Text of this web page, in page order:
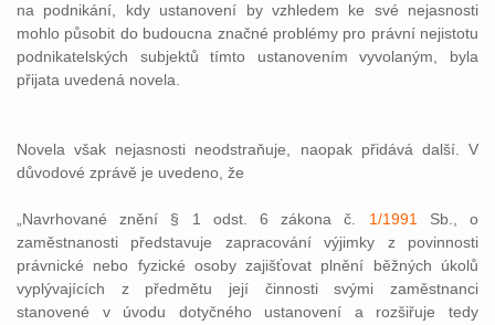
na podnikání, kdy ustanovení by vzhledem ke své nejasnosti
mohlo působit do budoucna značné problémy pro právní nejistotu
podnikatelských subjektů tímto ustanovením vyvolaným, byla
přijata uvedená novela.
Novela však nejasnosti neodstraňuje, naopak přidává další. V
důvodové zprávě je uvedeno, že
„Navrhované znění § 1 odst. 6 zákona č. 1/1991
Sb., o
zaměstnanosti představuje zapracování výjimky z povinnosti
právnické nebo fyzické osoby zajišťovat plnění běžných úkolů
vyplývajících z předmětu její činnosti svými zaměstnanci
stanovené v úvodu dotyčného ustanovení a rozšiřuje tedy